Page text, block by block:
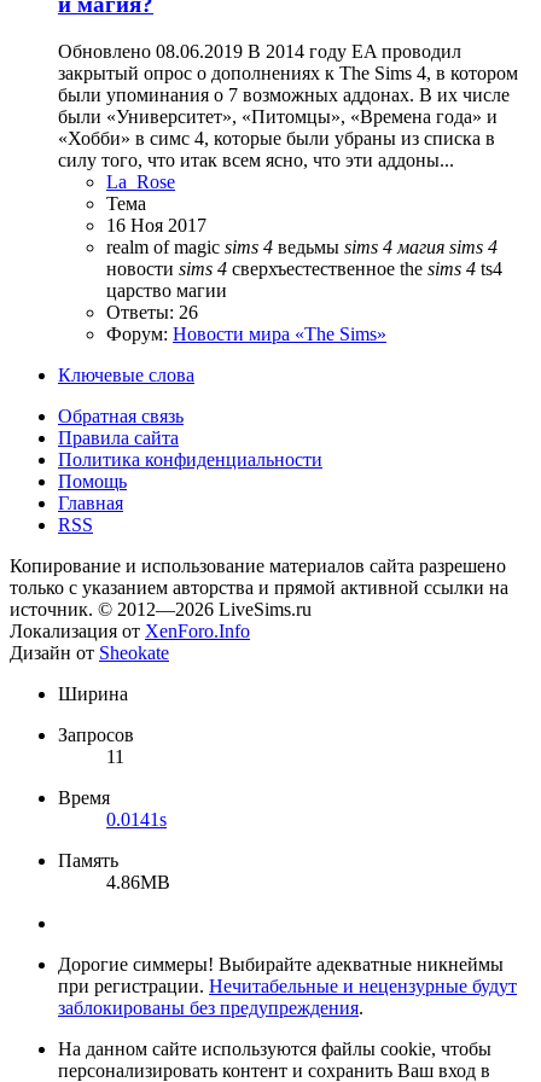
Обновлено 08.06.2019 В 2014 году EA проводил
закрытый опрос о дополнениях к The Sims 4, в котором
были упоминания о 7 возможных аддонах. В их числе
были «Университет», «Питомцы», «Времена года» и
«Хобби» в симс 4, которые были убраны из списка в
силу того, что итак всем ясно, что эти аддоны...
La_Rose
Тема
16 Ноя 2017
realm of magic sims 4 ведьмы sims 4 магия sims 4
новости sims 4 сверхъестественное the sims 4 ts4
царство магии
Ответы: 26
Форум: Новости мира «The Sims»
Ключевые слова
Обратная связь
Правила сайта
Политика конфиденциальности
Помощь
Главная
RSS
Копирование и использование материалов сайта разрешено
только с указанием авторства и прямой активной ссылки на
источник. © 2012—2026 LiveSims.ru
Локализация от XenForo.Info
Дизайн от Sheokate
Ширина
Запросов
11
Время
0.0141s
Память
4.86MB
Дорогие симмеры! Выбирайте адекватные никнеймы
при регистрации. Нечитабельные и нецензурные будут
заблокированы без предупреждения.
На данном сайте используются файлы cookie, чтобы
персонализировать контент и сохранить Ваш вход в